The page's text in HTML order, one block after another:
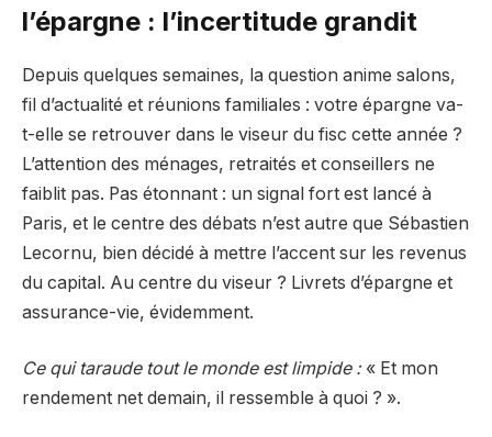
l’épargne : l’incertitude grandit
Depuis quelques semaines, la question anime salons,
fil d’actualité et réunions familiales : votre épargne va-
t-elle se retrouver dans le viseur du fisc cette année ?
L’attention des ménages, retraités et conseillers ne
faiblit pas. Pas étonnant : un signal fort est lancé à
Paris, et le centre des débats n’est autre que Sébastien
Lecornu, bien décidé à mettre l’accent sur les revenus
du capital. Au centre du viseur ? Livrets d’épargne et
assurance-vie, évidemment.
Ce qui taraude tout le monde est limpide :« Et mon
rendement net demain, il ressemble à quoi ? ».